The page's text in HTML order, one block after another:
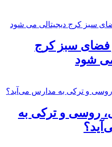
فضای سبز کرج
می شود
روسی و ترکی به